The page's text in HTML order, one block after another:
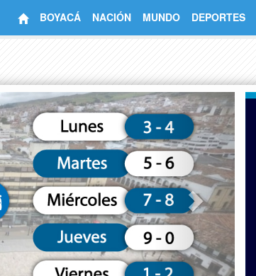
BOYACÁ NACIÓN MUNDO DEPORTES
Next